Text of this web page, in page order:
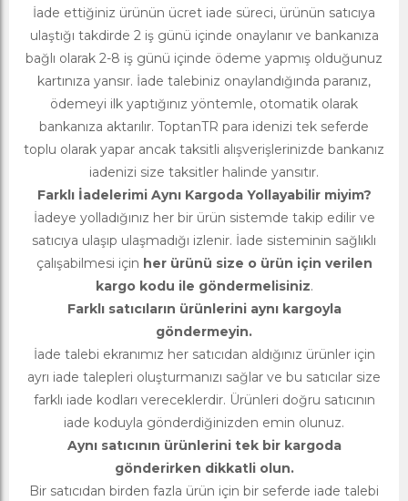
İade ettiğiniz ürünün ücret iade süreci, ürünün satıcıya
ulaştığı takdirde 2 iş günü içinde onaylanır ve bankanıza
bağlı olarak 2-8 iş günü içinde ödeme yapmış olduğunuz
kartınıza yansır. İade talebiniz onaylandığında paranız,
ödemeyi ilk yaptığınız yöntemle, otomatik olarak
bankanıza aktarılır. ToptanTR para idenizi tek seferde
toplu olarak yapar ancak taksitli alışverişlerinizde bankanız
iadenizi size taksitler halinde yansıtır.
Farklı İadelerimi Aynı Kargoda Yollayabilir miyim?
İadeye yolladığınız her bir ürün sistemde takip edilir ve
satıcıya ulaşıp ulaşmadığı izlenir. İade sisteminin sağlıklı
çalışabilmesi için her ürünü size o ürün için verilen
kargo kodu ile göndermelisiniz.
Farklı satıcıların ürünlerini aynı kargoyla
göndermeyin.
İade talebi ekranımız her satıcıdan aldığınız ürünler için
ayrı iade talepleri oluşturmanızı sağlar ve bu satıcılar size
farklı iade kodları vereceklerdir. Ürünleri doğru satıcının
iade koduyla gönderdiğinizden emin olunuz.
Aynı satıcının ürünlerini tek bir kargoda
gönderirken dikkatli olun.
Bir satıcıdan birden fazla ürün için bir seferde iade talebi